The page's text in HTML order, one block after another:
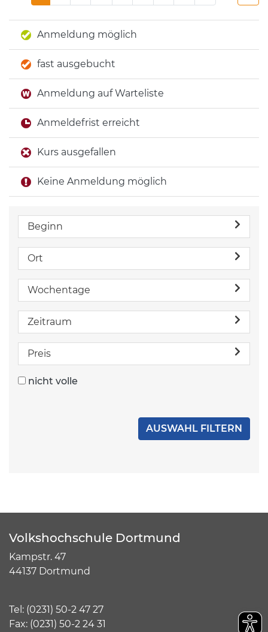
Anmeldung möglich
fast ausgebucht
Anmeldung auf Warteliste
Anmeldefrist erreicht
Kurs ausgefallen
Keine Anmeldung möglich
Beginn
Ort
Wochentage
Zeitraum
Preis
nicht volle
Volkshochschule Dortmund
Kampstr. 47
44137 Dortmund
Tel: (0231) 50-2 47 27
Fax: (0231) 50-2 24 31